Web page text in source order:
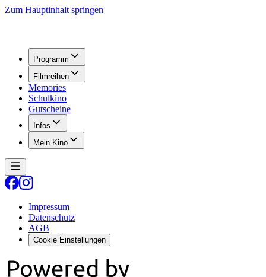
Zum Hauptinhalt springen
Programm
Filmreihen
Memories
Schulkino
Gutscheine
Infos
Mein Kino
Impressum
Datenschutz
AGB
Cookie Einstellungen